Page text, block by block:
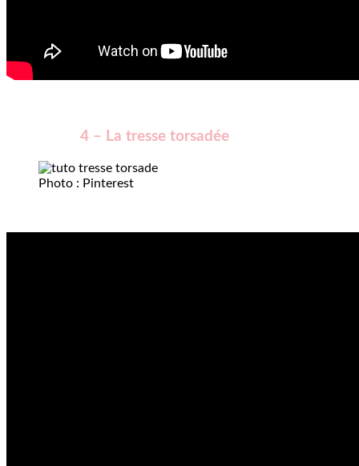
4 – La tresse torsadée
Photo : Pinterest